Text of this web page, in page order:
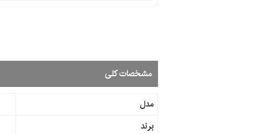
مشخصات کلی
مدل
برند